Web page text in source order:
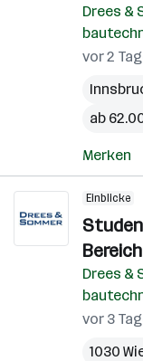
Drees &
vor 2
ab
Merken
Einblicke
Drees &
vor 3
1030